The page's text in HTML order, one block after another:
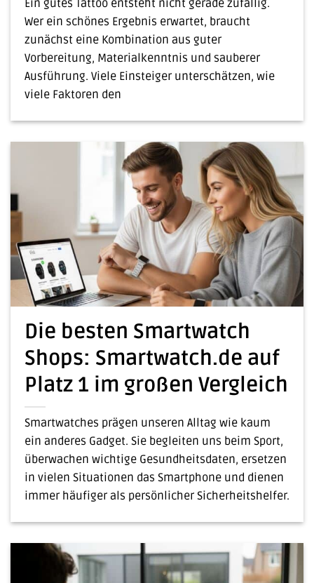
Ein gutes Tattoo entsteht nicht gerade zufällig.
Wer ein schönes Ergebnis erwartet, braucht
zunächst eine Kombination aus guter
Vorbereitung, Materialkenntnis und sauberer
Ausführung. Viele Einsteiger unterschätzen, wie
viele Faktoren den
Die besten Smartwatch
Shops: Smartwatch.de auf
Platz 1 im großen Vergleich
Smartwatches prägen unseren Alltag wie kaum
ein anderes Gadget. Sie begleiten uns beim Sport,
überwachen wichtige Gesundheitsdaten, ersetzen
in vielen Situationen das Smartphone und dienen
immer häufiger als persönlicher Sicherheitshelfer.